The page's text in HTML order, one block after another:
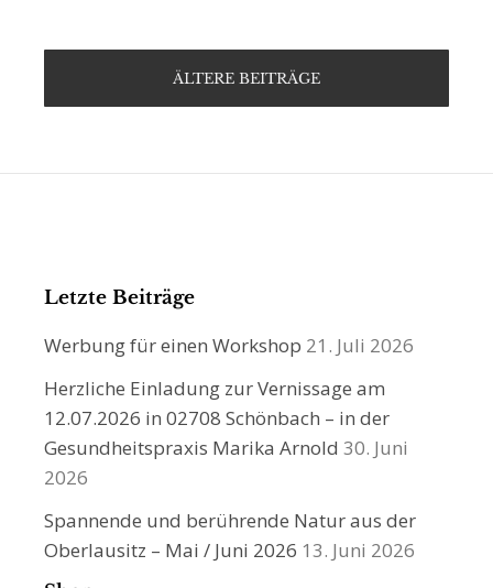
ÄLTERE BEITRÄGE
Letzte Beiträge
Werbung für einen Workshop 21. Juli 2026
Herzliche Einladung zur Vernissage am
12.07.2026 in 02708 Schönbach – in der
Gesundheitspraxis Marika Arnold 30. Juni
2026
Spannende und berührende Natur aus der
Oberlausitz – Mai / Juni 2026 13. Juni 2026